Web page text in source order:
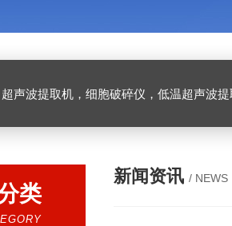
超声波提取机，细胞破碎仪，低温超声波
类
新闻资讯 / NEWS